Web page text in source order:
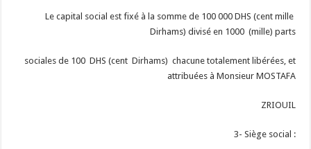
Le capital social est fixé à la somme de 100 000 DHS (cent mille
Dirhams) divisé en 1000 (mille) parts
sociales de 100 DHS (cent Dirhams) chacune totalement libérées, et
attribuées à Monsieur MOSTAFA
ZRIOUIL
3- Siège social :